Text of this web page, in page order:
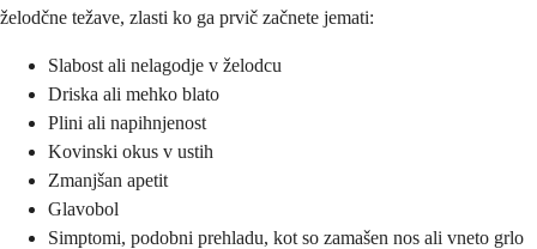
želodčne težave, zlasti ko ga prvič začnete jemati:
Slabost ali nelagodje v želodcu
Driska ali mehko blato
Plini ali napihnjenost
Kovinski okus v ustih
Zmanjšan apetit
Glavobol
Simptomi, podobni prehladu, kot so zamašen nos ali vneto grlo